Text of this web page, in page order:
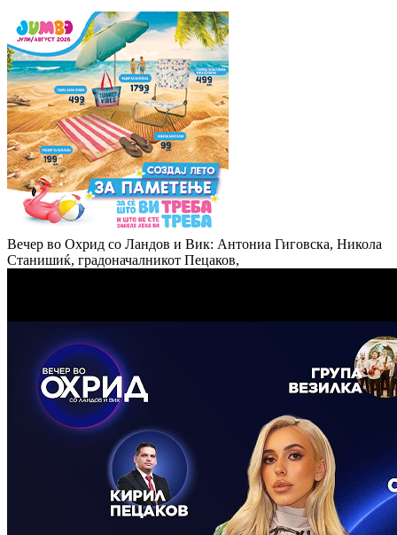
Вечер во Охрид со Ландов и Вик: Антониа Гиговска, Никола
Станишиќ, градоначалникот Пецаков,